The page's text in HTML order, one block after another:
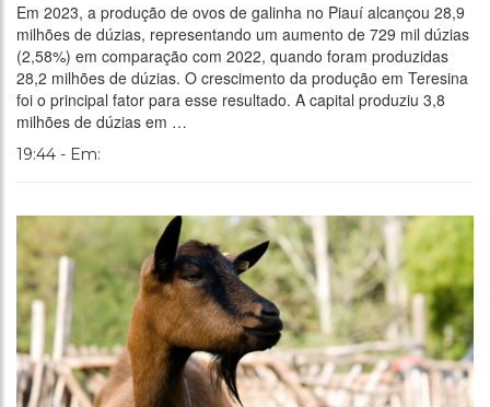
Em 2023, a produção de ovos de galinha no Piauí alcançou 28,9
milhões de dúzias, representando um aumento de 729 mil dúzias
(2,58%) em comparação com 2022, quando foram produzidas
28,2 milhões de dúzias. O crescimento da produção em Teresina
foi o principal fator para esse resultado. A capital produziu 3,8
milhões de dúzias em …
19:44 - Em: